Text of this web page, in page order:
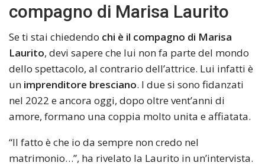
compagno di Marisa Laurito
Se ti stai chiedendo chi è il compagno di Marisa
Laurito, devi sapere che lui non fa parte del mondo
dello spettacolo, al contrario dell’attrice. Lui infatti è
un imprenditore bresciano. I due si sono fidanzati
nel 2022 e ancora oggi, dopo oltre vent’anni di
amore, formano una coppia molto unita e affiatata.
“Il fatto è che io da sempre non credo nel
matrimonio…”, ha rivelato la Laurito in un’intervista.